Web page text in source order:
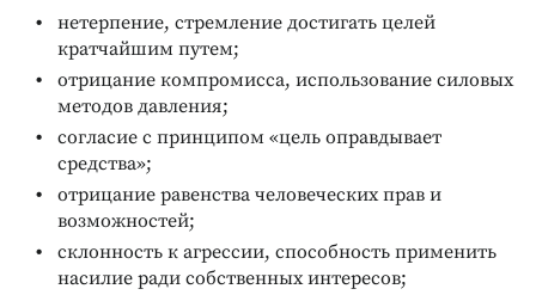
нетерпение, стремление достигать целей
кратчайшим путем;
отрицание компромисса, использование силовых
методов давления;
согласие с принципом «цель оправдывает
средства»;
отрицание равенства человеческих прав и
возможностей;
склонность к агрессии, способность применить
насилие ради собственных интересов;